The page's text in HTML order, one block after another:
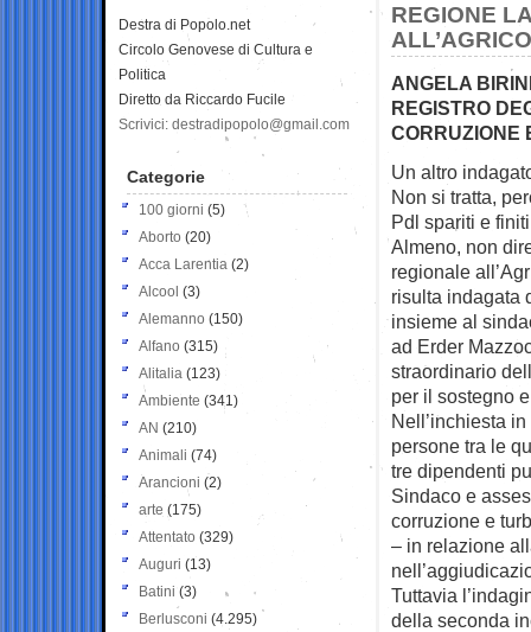
REGIONE
ANGELA
REGISTRO
CORRUZIONE
Un altro
Non si tratta,
Pdl spariti e
Almeno, non
regionale
risulta indagata
insieme al
ad Erder
straordinario
per il sostegno
Nell’inchiesta
persone tra le
tre dipendenti
Sindaco e
corruzione e
– in relazione
Tuttavia
della seconda
Destra di Popolo.net
Circolo Genovese di Cultura e
Politica
Diretto da Riccardo Fucile
Scrivici: destradipopolo@gmail.com
Categorie
100 giorni (5)
Aborto (20)
Acca Larentia (2)
Alcool (3)
Alemanno (150)
Alfano (315)
Alitalia (123)
Ambiente (341)
AN (210)
Animali (74)
Arancioni (2)
arte (175)
Attentato (329)
Auguri (13)
Batini (3)
Berlusconi (4.295)